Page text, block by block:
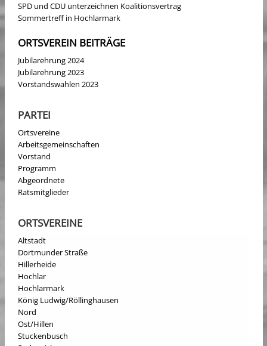
SPD und CDU unterzeichnen Koalitionsvertrag
Sommertreff in Hochlarmark
ORTSVEREIN BEITRÄGE
Jubilarehrung 2024
Jubilarehrung 2023
Vorstandswahlen 2023
PARTEI
Ortsvereine
Arbeitsgemeinschaften
Vorstand
Programm
Abgeordnete
Ratsmitglieder
ORTSVEREINE
Altstadt
Dortmunder Straße
Hillerheide
Hochlar
Hochlarmark
König Ludwig/Röllinghausen
Nord
Ost/Hillen
Stuckenbusch